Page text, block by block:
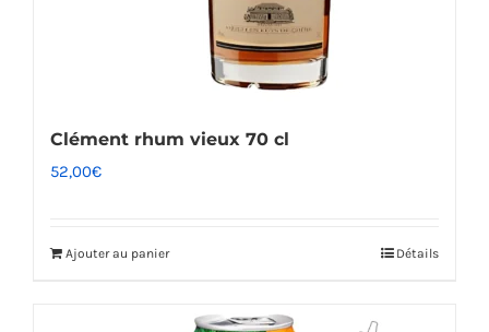
Clément rhum vieux 70 cl
52,00€
Ajouter au panier Détails